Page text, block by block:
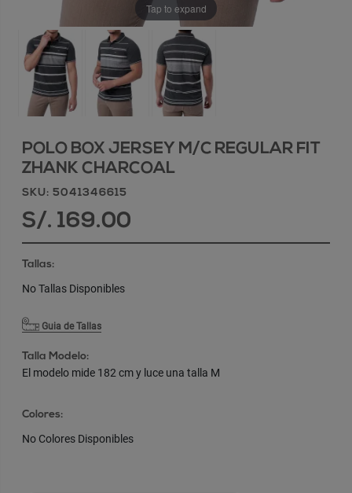
Tap to expand
POLO BOX JERSEY M/C REGULAR FIT
ZHANK CHARCOAL
SKU: 5041346615
S/. 169.00
Tallas:
No Tallas Disponibles
Guia de Tallas
Talla Modelo:
El modelo mide 182 cm y luce una talla M
Colores:
No Colores Disponibles